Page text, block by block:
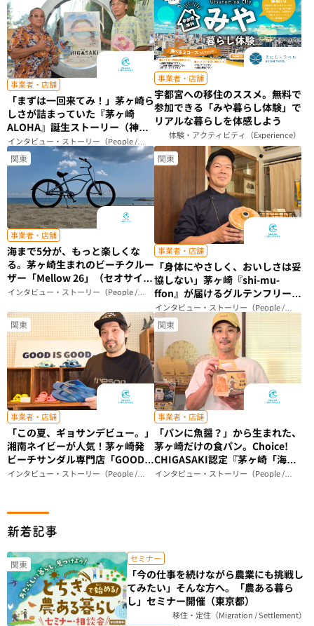
事業者・店舗
「まずは一回来てみ！」茅ヶ崎ら
しさが詰まっていた『茅ヶ崎
ALOHA』誕生ストーリー（神奈
川県）
インタビュー・ストーリー（People /
Story）
事業者・店舗
宇都宮への移住のススメ。無料で
参加できる「みや暮らし体験」で
リアルな暮らしを体感しよう
体験・アクティビティ（Experience）
関東
事業者・店舗
海まで5分が、もっと楽しくな
る。茅ヶ崎生まれのビーチクルー
ザー「Mellow 26」（セオサイク
ル）（神奈川県）
インタビュー・ストーリー（People /
Story）
関東
事業者・店舗
「身体にやさしく、おいしさは妥
協しない」茅ヶ崎『shi-mu-
ffon』が届けるグルテンフリーシ
フォンケーキのこだわり（神奈川
県）
インタビュー・ストーリー（People /
Story）
関東
事業者・店舗
「この夏、ギョサンデビュー。」
湘南ネイビーが人気！茅ヶ崎発
ビーチサンダル専門店「GOOD
IS GOOD」が届ける、ビーサン
インタビュー・ストーリー（People /
Story）
関東
事業者・店舗
「パンに魚醤？」から生まれた、
茅ヶ崎だけの食パン。Choice!
CHIGASAKI認定『茅ヶ崎「海の
和」食パン』ができるまで｜
インタビュー・ストーリー（People /
Story）
新着記事
関東 セミナー
「今の仕事を続けながら農業にも挑戦し
てみたい」そんな方へ。「農ある暮ら
し」セミナー開催（東京都）
移住・定住（Migration / Settlement）